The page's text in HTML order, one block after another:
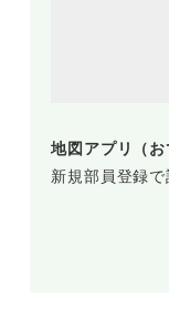
地図アプリ（
新規部員登録